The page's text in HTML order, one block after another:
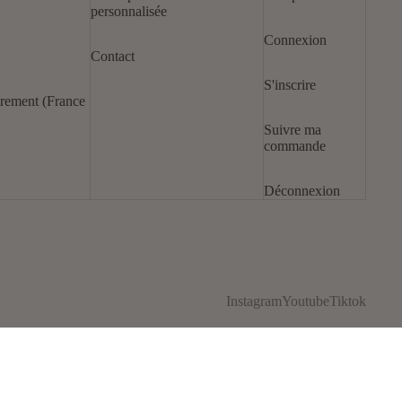
(France
personnalisée
Contact
Connexion
S'inscrire
Suivre ma
commande
Déconnexion
InstagramYoutubeTiktok